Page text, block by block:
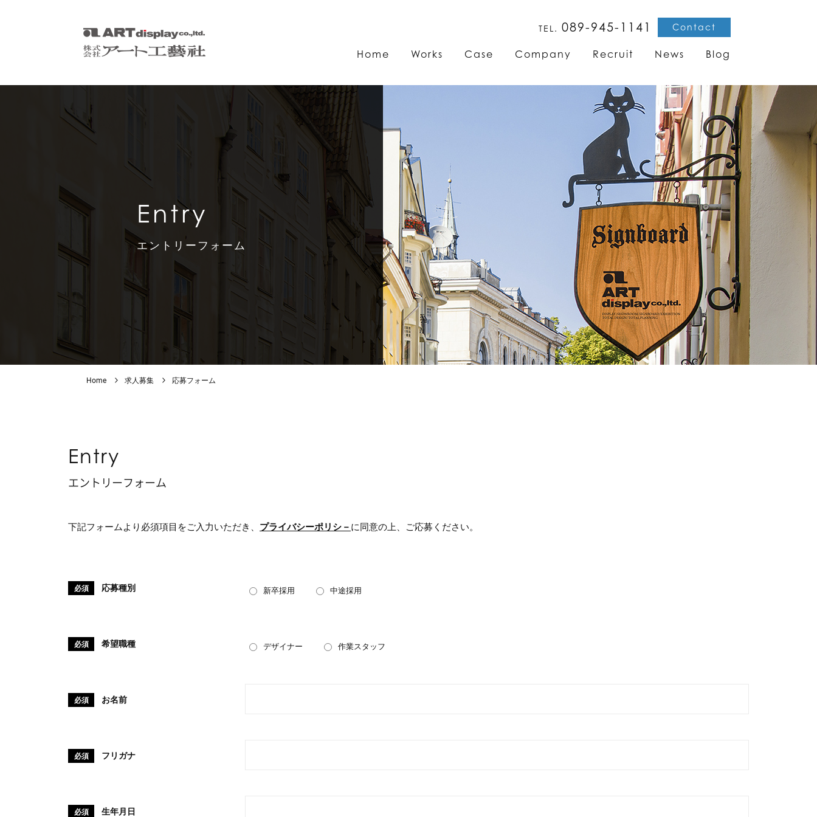
TEL. 089-945-1141 Contact
Home Works Case Company Recruit News Blog
Entry
エントリーフォーム
Home 求人募集 応募フォーム
Entry
エントリーフォーム
下記フォームより必須項目をご入力いただき、 プライバシーポリシ－ に同意の上、ご応募ください。
必須 応募種別 新卒採用 中途採用
必須 希望職種 デザイナー 作業スタッフ
必須 お名前
必須 フリガナ
必須 生年月日